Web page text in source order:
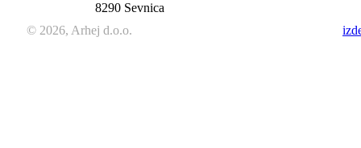
8290 Sevnica
© 2026, Arhej d.o.o.